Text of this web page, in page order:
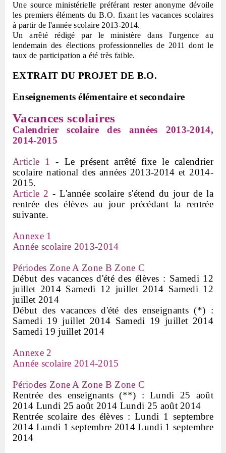
Une source ministérielle préférant rester anonyme dévoile
les premiers éléments du B.O. fixant les vacances scolaires
à partir de l'année scolaire 2013-2014.
Un arrêté rédigé par le ministère dans l'urgence au
lendemain des élections professionnelles de 2011 dont le
taux de participation a été très faible.
EXTRAIT DU PROJET DE B.O.
Enseignements élémentaire et secondaire
Vacances scolaires
Calendrier scolaire des années 2013-2014,
2014-2015
Article 1 - Le présent arrêté fixe le calendrier
scolaire national des années 2013-2014 et 2014-
2015.
Article 2 - L'année scolaire s'étend du jour de la
rentrée des élèves au jour précédant la rentrée
suivante.
Annexe 1
Année scolaire 2013-2014
Périodes Zone A Zone B Zone C
Début des vacances d'été des élèves : Samedi 12
juillet 2014 Samedi 12 juillet 2014 Samedi 12
juillet 2014
Début des vacances d'été des enseignants (*) :
Samedi 19 juillet 2014 Samedi 19 juillet 2014
Samedi 19 juillet 2014
Annexe 2
Année scolaire 2014-2015
Périodes Zone A Zone B Zone C
Rentrée des enseignants (**) : Lundi 25 août
2014 Lundi 25 août 2014 Lundi 25 août 2014
Rentrée scolaire des élèves : Lundi 1 septembre
2014 Lundi 1 septembre 2014 Lundi 1 septembre
2014